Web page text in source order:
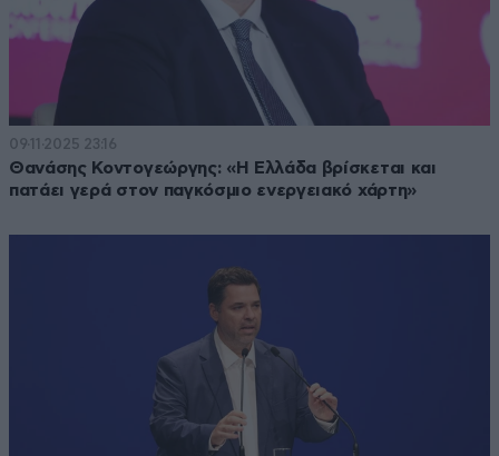
09·11·2025 23:16
Θανάσης Κοντογεώργης: «Η Ελλάδα βρίσκεται και
πατάει γερά στον παγκόσμιο ενεργειακό χάρτη»